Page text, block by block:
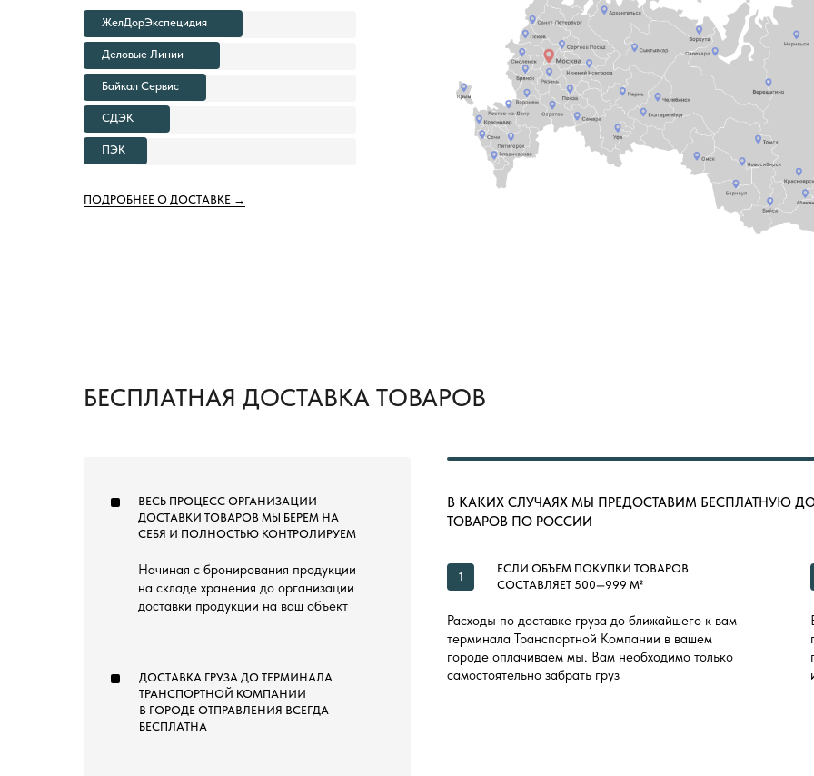
ЖелДорЭкспецидия
Деловые Линии
Байкал Сервис
СДЭК
ПЭК
ПОДРОБНЕЕ О ДОСТАВКЕ →
БЕСПЛАТНАЯ ДОСТАВКА ТОВАРОВ
ВЕСЬ ПРОЦЕСС ОРГАНИЗАЦИИ
ДОСТАВКИ ТОВАРОВ МЫ БЕРЕМ НА
СЕБЯ И ПОЛНОСТЬЮ КОНТРОЛИРУЕМ
Начиная с бронирования продукции
на складе хранения до организации
доставки продукции на ваш объект
Расходы по доставке груза до ближайшего к вам
терминала Транспортной Компании в вашем
городе оплачиваем мы. Вам необходимо только
самостоятельно забрать груз
ДОСТАВКА ГРУЗА ДО ТЕРМИНАЛА
ТРАНСПОРТНОЙ КОМПАНИИ
В ГОРОДЕ ОТПРАВЛЕНИЯ ВСЕГДА
БЕСПЛАТНА
1
В КАКИХ СЛУЧАЯХ МЫ ПРЕДОСТАВИМ БЕСПЛАТНУЮ
ТОВАРОВ ПО РОССИИ
ЕСЛИ ОБЪЕМ ПОКУПКИ ТОВАРОВ
СОСТАВЛЯЕТ 500—999 М²